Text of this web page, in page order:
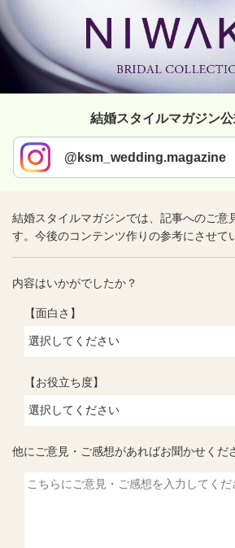
結婚スタイルマガジン
@ksm_wedding.magazine
結婚スタイルマガジンでは、記事へのご意
す。今後のコンテンツ作りの参考にさせて
内容はいかがでしたか？
【面白さ】
【お役立ち度】
他にご意見・ご感想があればお聞かせくだ